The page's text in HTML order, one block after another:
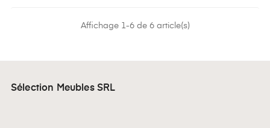
Affichage 1-6 de 6 article(s)
Sélection Meubles SRL